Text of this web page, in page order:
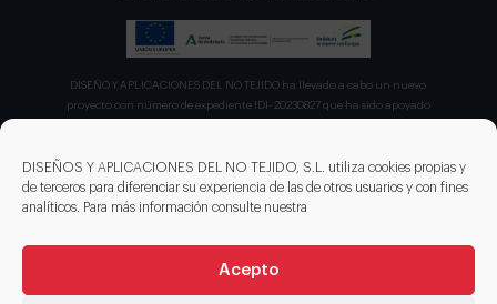
DISEÑOS Y APLICACIONES DEL NO TEJIDO, S.L. utiliza cookies propias y
de terceros para diferenciar su experiencia de las de otros usuarios y con fines
analíticos. Para más información consulte nuestra
Acepto
DISEÑO Y APLICACIONES DEL NO TEJIDO ha llevado a cabo un nuevo
proyecto con número de expediente IDI- 20230827 que ha sido apoyado
nuevas tecnologías de manipulación e impresión de materiales
sostenibles para favorecer el ecodiseño en el ámbito del packaging"
recibiendo en concepto de ayuda parcialmente reembolsable un 75%